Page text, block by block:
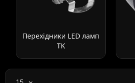
Перехідники LED ламп
TK